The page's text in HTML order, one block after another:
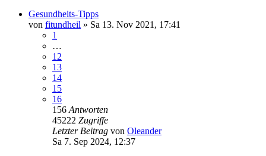
Gesundheits-Tipps
von fitundheil » Sa 13. Nov 2021, 17:41
1
…
12
13
14
15
16
156 Antworten
45222 Zugriffe
Letzter Beitrag von Oleander
Sa 7. Sep 2024, 12:37